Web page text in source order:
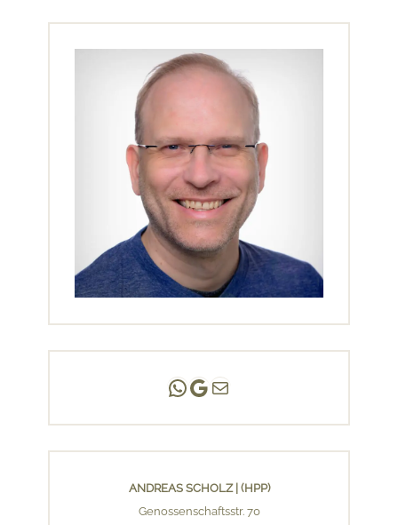
Andreas Scholz | (HPP)
Praxis Adlershof
E-Mail an mich ...
ANDREAS SCHOLZ | (HPP)
Genossenschaftsstr. 70